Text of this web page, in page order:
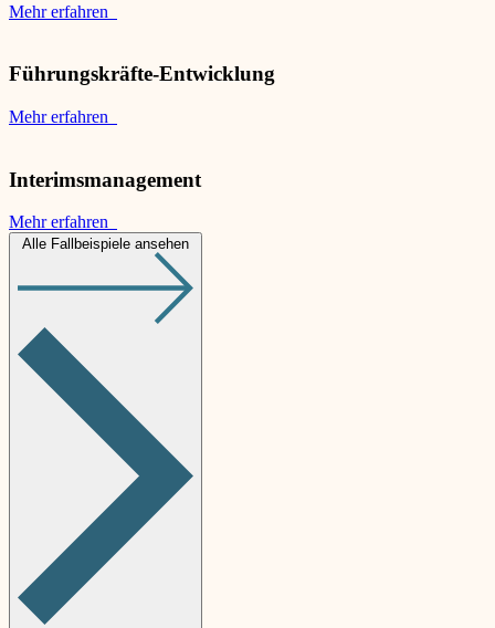
Mehr erfahren
Führungskräfte-Entwicklung
Mehr erfahren
Interimsmanagement
Mehr erfahren
Alle Fallbeispiele ansehen